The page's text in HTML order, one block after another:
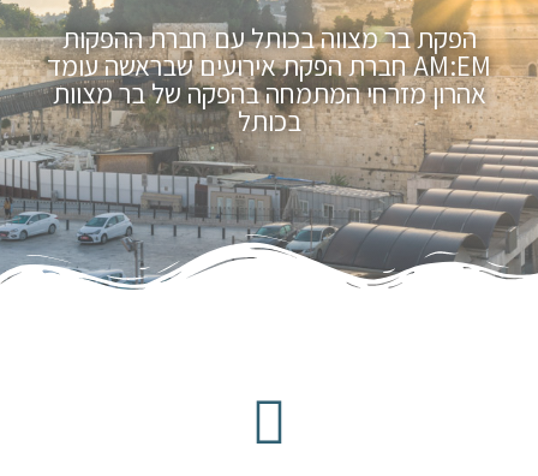
הפקת בר מצווה בכותל עם חברת ההפקות
AM:EM חברת הפקת אירועים שבראשה עומד
אהרון מזרחי המתמחה בהפקה של בר מצוות
בכותל